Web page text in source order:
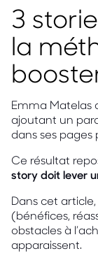
3
la
Emma Matelas
ajoutant un
dans ses pages
Ce résultat
story doit lever
Dans cet
(bénéfices,
obstacles à
apparaissent.